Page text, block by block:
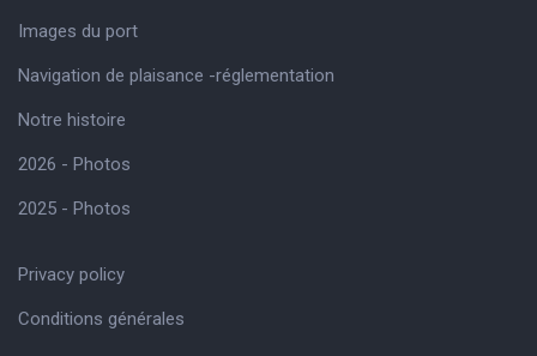
Images du port
Navigation de plaisance -réglementation
Notre histoire
2026 - Photos
2025 - Photos
Privacy policy
Conditions générales